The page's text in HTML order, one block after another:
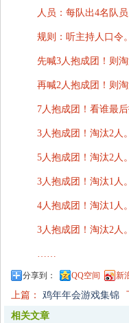
人员：每队出4名队员
规则：听主持人口令。
先喊3人抱成团！则淘
再喊2人抱成团！则淘
7人抱成团！看谁最
3人抱成团！淘汰2人。
5人抱成团！淘汰2人。
3人抱成团！淘汰1人。
4人抱成团！淘汰1人。
3人抱成团！淘汰2人。
……
分享到： QQ空间 新
上篇： 鸡年年会游戏集锦
相关文章